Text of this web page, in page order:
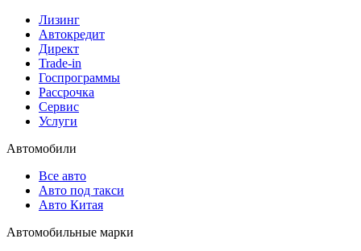
Лизинг
Автокредит
Директ
Trade-in
Госпрограммы
Рассрочка
Сервис
Услуги
Автомобили
Все авто
Авто под такси
Авто Китая
Автомобильные марки